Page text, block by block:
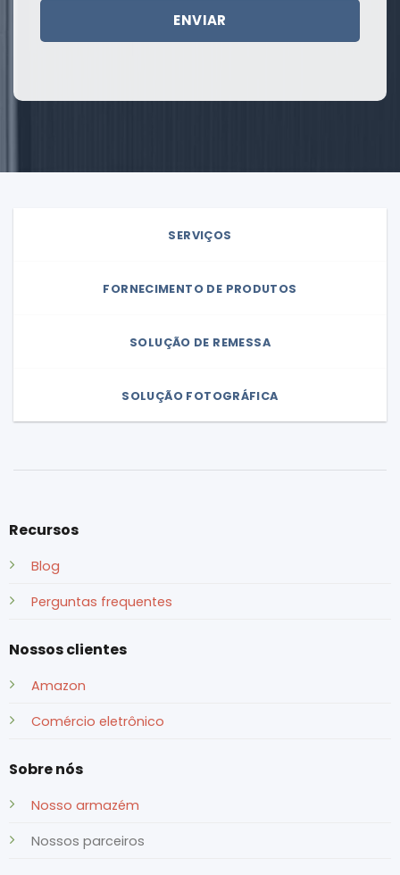
SERVIÇOS
FORNECIMENTO DE PRODUTOS
SOLUÇÃO DE REMESSA
SOLUÇÃO FOTOGRÁFICA
Recursos
Blog
Perguntas frequentes
Nossos clientes
Amazon
Comércio eletrônico
Sobre nós
Nosso armazém
Nossos parceiros